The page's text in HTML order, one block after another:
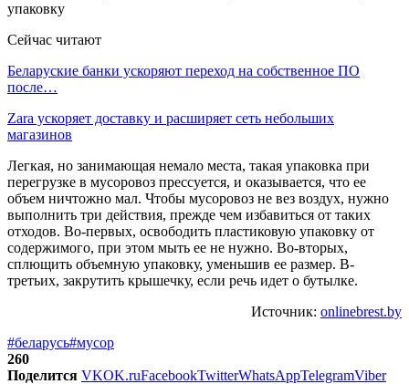
Сейчас читают
Беларуские банки ускоряют переход на собственное ПО
после…
Zara ускоряет доставку и расширяет сеть небольших
магазинов
Легкая, но занимающая немало места, такая упаковка при
перегрузке в мусоровоз прессуется, и оказывается, что ее
объем ничтожно мал. Чтобы мусоровоз не вез воздух, нужно
выполнить три действия, прежде чем избавиться от таких
отходов. Во-первых, освободить пластиковую упаковку от
содержимого, при этом мыть ее не нужно. Во-вторых,
сплющить объемную упаковку, уменьшив ее размер. В-
третьих, закрутить крышечку, если речь идет о бутылке.
Источник: onlinebrest.by
#беларусь#мусор
260
Поделится VKOK.ruFacebookTwitterWhatsAppTelegramViber